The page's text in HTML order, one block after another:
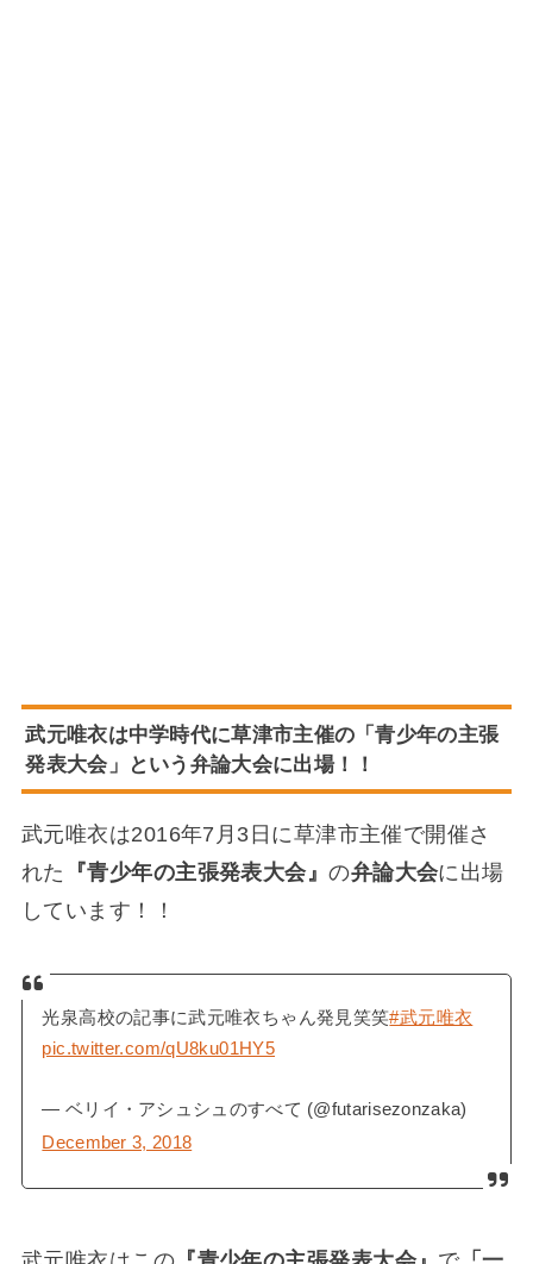
武元唯衣は中学時代に草津市主催の「青少年の主張
発表大会」という弁論大会に出場！！
武元唯衣は2016年7月3日に草津市主催で開催さ
れた
『青少年の主張発表大会』の弁論大会に出場
しています！！
光泉高校の記事に武元唯衣ちゃん発見笑笑#武元唯衣
pic.twitter.com/qU8ku01HY5
— ベリイ・アシュシュのすべて (@futarisezonzaka)
December 3, 2018